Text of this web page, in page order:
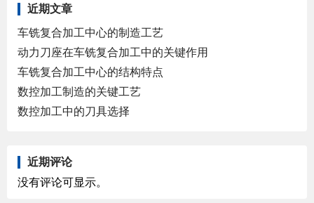
近期文章
车铣复合加工中心的制造工艺
动力刀座在车铣复合加工中的关键作用
车铣复合加工中心的结构特点
数控加工制造的关键工艺
数控加工中的刀具选择
近期评论
没有评论可显示。